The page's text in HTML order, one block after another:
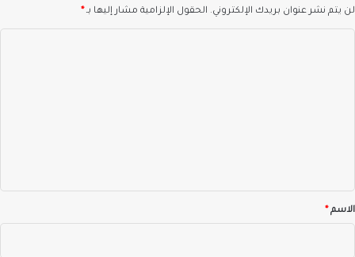
لن يتم نشر عنوان بريدك الإلكتروني. الحقول الإلزامية مشار إليها بـ*
*الاسم*